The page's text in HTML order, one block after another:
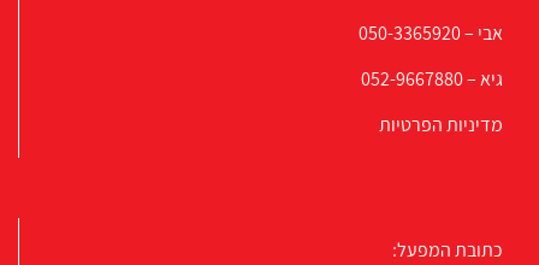
אבי –050-3365920
גיא –052-9667880
מדיניות הפרטיות
כתובת המפעל: